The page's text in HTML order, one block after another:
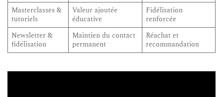
Masterclasses &
tutoriels
Valeur ajoutée
éducative
Fidélisation
renforcée
Newsletter &
fidélisation
Maintien du contact
permanent
Réachat et
recommandation